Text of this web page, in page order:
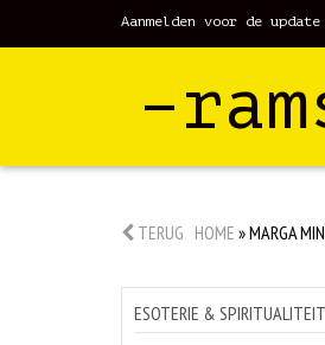
Aanmelden voor de
TERUG HOME »MARGA
ESOTERIE & SPIRITUALITEIT